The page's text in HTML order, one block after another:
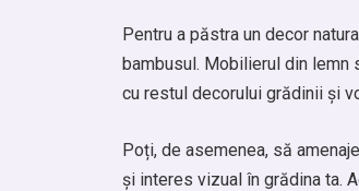
Pentru a păstra un decor
bambusul. Mobilierul din lemn
cu restul decorului grădinii și
Poți, de asemenea, să
și interes vizual în grădina ta.